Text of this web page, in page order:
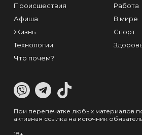
Происшествия
Афиша
Жизнь
Технологии
Что почем?
Работа
В мире
Спорт
При перепечатке любых материалов
активная ссылка на источник